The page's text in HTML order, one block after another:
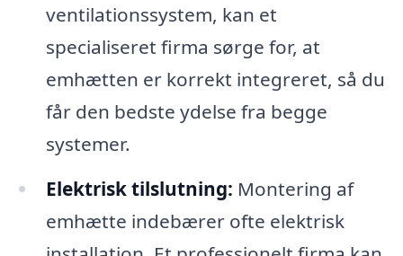
ventilationssystem, kan et
specialiseret firma sørge for, at
emhætten er korrekt integreret, så du
får den bedste ydelse fra begge
systemer.
Elektrisk tilslutning: Montering af
emhætte indebærer ofte elektrisk